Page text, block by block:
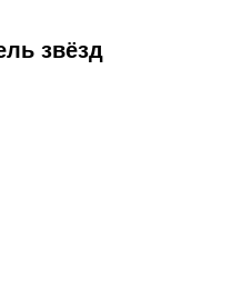
звёзд